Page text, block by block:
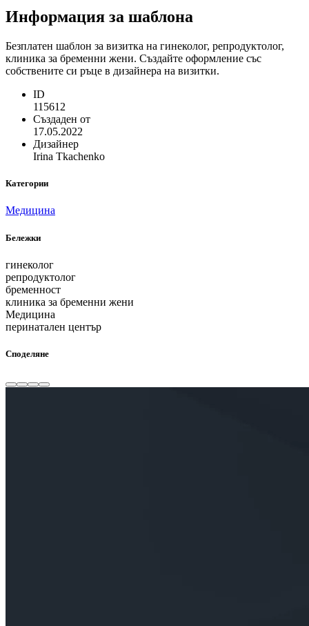
Информация за шаблона
Безплатен шаблон за визитка на гинеколог, репродуктолог,
клиника за бременни жени. Създайте оформление със
собствените си ръце в дизайнера на визитки.
ID
115612
Създаден от
17.05.2022
Дизайнер
Irina Tkachenko
Категории
Медицина
Бележки
гинеколог
репродуктолог
бременност
клиника за бременни жени
Медицина
перинатален център
Споделяне